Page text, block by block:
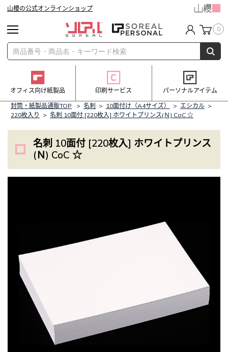
山櫻の公式オンラインショップ
0
オフィス向け紙製品 印刷サービス
パーソナルアイテム
封筒・紙製品通販TOP
> 名刺 > 10面付け（A4サイズ） > エシカル >
220枚入り > 名刺 10面付 [220枚入] ホワイトプリンス(Ｎ) CoC ☆
名刺 10面付 [220枚入] ホワイトプリンス
(Ｎ) CoC ☆
Prev